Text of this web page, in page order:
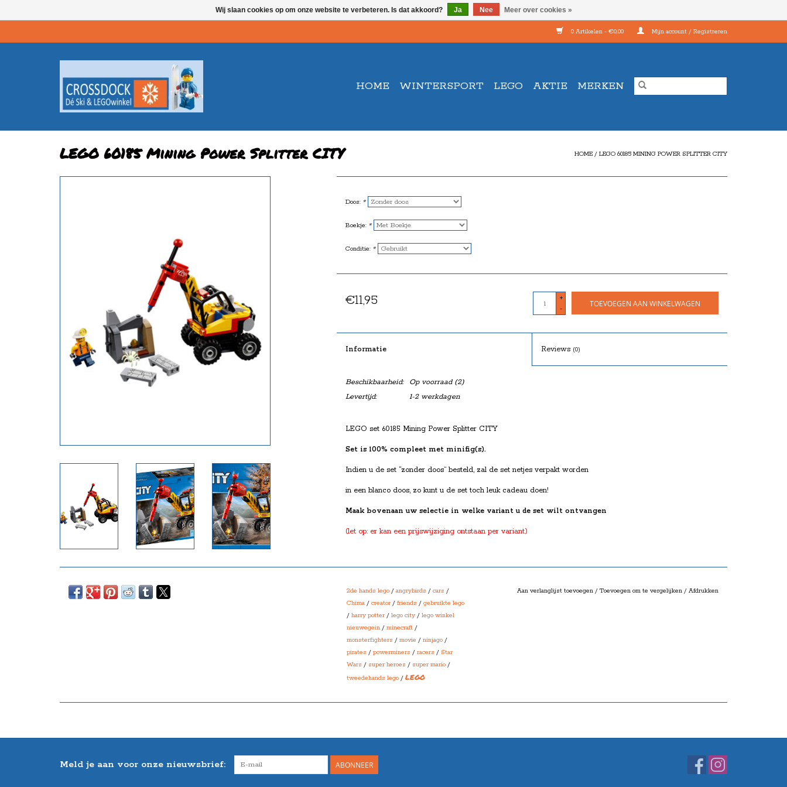
0 Artikelen - €0,00 Mijn account / Registreren
HOME WINTERSPORT LEGO AKTIE MERKEN
LEGO 60185 Mining Power Splitter CITY HOME / LEGO 60185 MINING POWER SPLITTER CITY
Doos: *
Boekje: *
Conditie: *
€11,95
+
-
TOEVOEGEN AAN WINKELWAGEN
Informatie Reviews (0)
Beschikbaarheid: Op voorraad(2)
Levertijd:
1-2 werkdagen
LEGO set 60185 Mining Power Splitter CITY
Set is 100% compleet met minifig(s).
Indien u de set “zonder doos” besteld, zal de set netjes verpakt worden
in een blanco doos, zo kunt u de set toch leuk cadeau doen!
Maak bovenaan uw selectie in welke variant u de set wilt ontvangen
(let op: er kan een prijswijziging ontstaan per variant)
2de hands lego / angrybirds / cars /
Chima / creator / friends / gebruikte lego
/ harry potter / lego city / lego winkel
nieuwegein / minecraft /
monsterfighters / movie / ninjago /
pirates / powerminers / racers / Star
Wars / super heroes / super mario /
tweedehands lego / LEGO
Aan verlanglijst toevoegen / Toevoegen om te vergelijken / Afdrukken
Meld je aan voor onze nieuwsbrief: ABONNEER
Wij slaan cookies op om onze website te verbeteren. Is dat akkoord? Ja Nee Meer over cookies »